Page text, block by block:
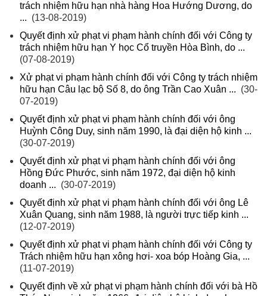
trách nhiệm hữu hạn nhà hàng Hoa Hướng Dương, do
... (13-08-2019)
Quyết định xử phạt vi phạm hành chính đối với Công ty
trách nhiệm hữu hạn Y học Cổ truyền Hòa Bình, do ...
(07-08-2019)
Xử phạt vi phạm hành chính đối với Công ty trách nhiệm
hữu hạn Câu lạc bộ Số 8, do ông Trần Cao Xuân ... (30-
07-2019)
Quyết định xử phạt vi phạm hành chính đối với ông
Huỳnh Công Duy, sinh năm 1990, là đại diện hộ kinh ...
(30-07-2019)
Quyết định xử phạt vi phạm hành chính đối với ông
Hồng Đức Phước, sinh năm 1972, đại diện hộ kinh
doanh ... (30-07-2019)
Quyết định xử phạt vi phạm hành chính đối với ông Lê
Xuân Quang, sinh năm 1988, là người trực tiếp kinh ...
(12-07-2019)
Quyết định xử phạt vi phạm hành chính đối với Công ty
Trách nhiệm hữu hạn xông hơi- xoa bóp Hoàng Gia, ...
(11-07-2019)
Quyết định về xử phạt vi phạm hành chính đối với bà Hồ